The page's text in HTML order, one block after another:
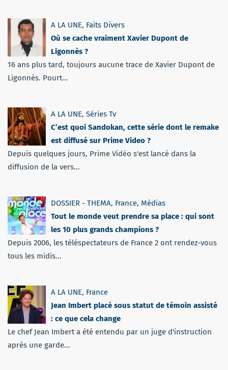
A LA UNE, Faits Divers
Où se cache vraiment Xavier Dupont de
Ligonnès ?
16 ans plus tard, toujours aucune trace de Xavier Dupont de
Ligonnès. Pourt...
A LA UNE, Séries Tv
C’est quoi Sandokan, cette série dont le remake
est diffusé sur Prime Video ?
Depuis quelques jours, Prime Vidéo s'est lancé dans la
diffusion de la vers...
DOSSIER - THEMA, France, Médias
Tout le monde veut prendre sa place : qui sont
les 10 plus grands champions ?
Depuis 2006, les téléspectateurs de France 2 ont rendez-vous
tous les midis...
A LA UNE, France
Jean Imbert placé sous statut de témoin assisté
: ce que cela change
Le chef Jean Imbert a été entendu par un juge d'instruction
après une garde...